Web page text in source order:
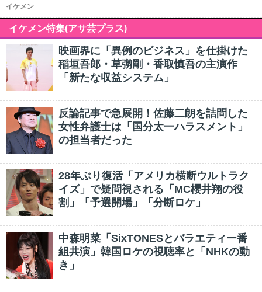
イケメン
イケメン特集(アサ芸プラス)
映画界に「異例のビジネス」を仕掛けた
稲垣吾郎・草彅剛・香取慎吾の主演作
「新たな収益システム」
反論記事で急展開！佐藤二朗を詰問した
女性弁護士は「国分太一ハラスメント」
の担当者だった
28年ぶり復活「アメリカ横断ウルトラク
イズ」で疑問視される「MC櫻井翔の役
割」「予選開場」「分断ロケ」
中森明菜「SixTONESとバラエティー番
組共演」韓国ロケの視聴率と「NHKの動
き」